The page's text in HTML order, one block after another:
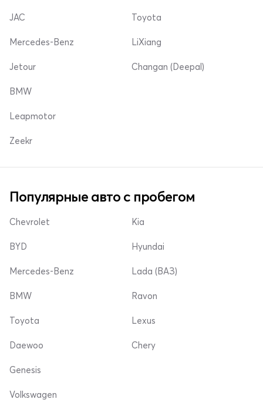
JAC
Mercedes-Benz
Jetour
Toyota
LiXiang
Changan (Deepal)
BMW
Leapmotor
Zeekr
Популярные авто с пробегом
Chevrolet
BYD
Mercedes-Benz
Kia
Hyundai
Lada (ВАЗ)
BMW
Toyota
Daewoo
Ravon
Lexus
Chery
Genesis
Volkswagen